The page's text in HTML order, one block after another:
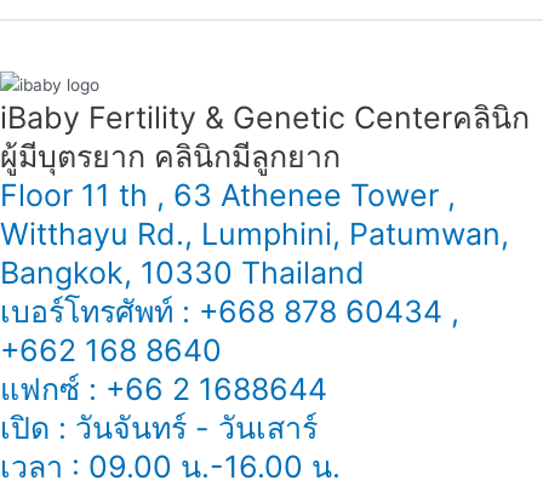
iBaby Fertility & Genetic Center​ คลินิก
ผู้มีบุตรยาก คลินิกมีลูกยาก
Floor 11 th , 63 Athenee Tower ,
Witthayu Rd., Lumphini, Patumwan,
Bangkok, 10330 Thailand
เบอร์โทรศัพท์ : +668 878 60434 ,
+662 168 8640
แฟกซ์ : +66 2 1688644
เปิด : วันจันทร์ - วันเสาร์
เวลา : 09.00 น.-16.00 น.